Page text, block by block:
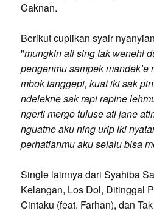
Caknan.
Berikut cuplikan syair
"mungkin ati sing tak wenehi
pengenmu sampek mandek’e
mbok tanggepi, kuat iki sak
ndelekne sak rapi rapine
ngerti mergo tuluse ati jane
nguatne aku ning urip iki
perhatianmu aku selalu bisa
Single lainnya dari Syahiba
Kelangan, Los Dol, Ditinggal
Cintaku (feat. Farhan), dan